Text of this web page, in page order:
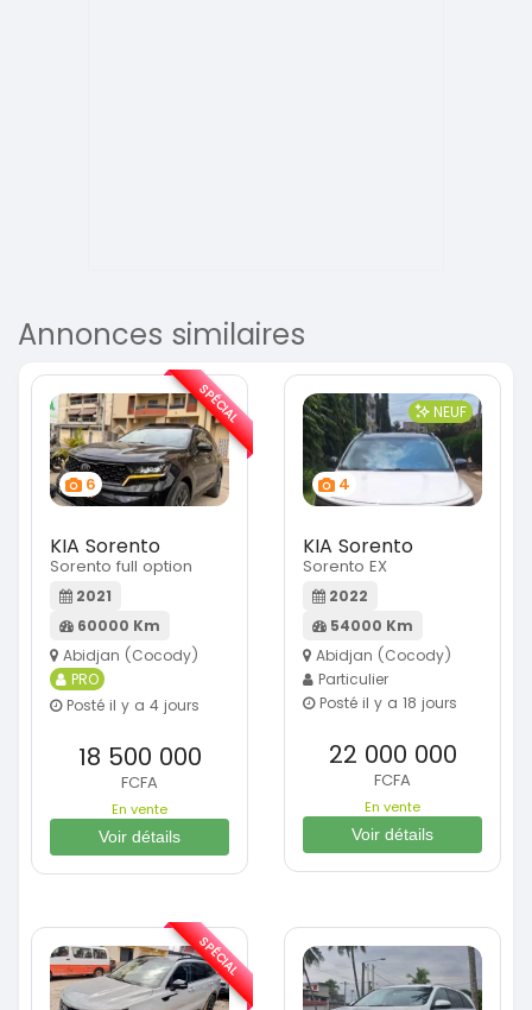
Annonces similaires
6
KIA Sorento
Sorento full option
2021
60000 Km
Abidjan (Cocody)
PRO
Posté il y a 4 jours
18 500 000
FCFA
En vente
Voir détails
SPÉCIAL
4
NEUF
KIA Sorento
Sorento EX
2022
54000 Km
Abidjan (Cocody)
Particulier
Posté il y a 18 jours
22 000 000
FCFA
En vente
Voir détails
SPÉCIAL